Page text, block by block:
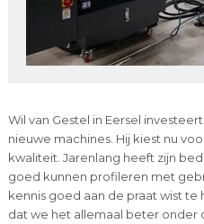
Wil van Gestel in Eersel
nieuwe machines. Hij kiest nu
kwaliteit. Jarenlang heeft zijn
goed kunnen profileren met
kennis goed aan de praat wist te
dat we het allemaal beter